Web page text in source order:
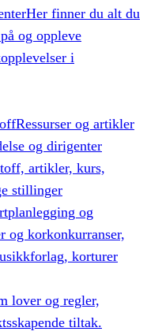
Her finner du alt du
og oppleve
i
Ressurser og artikler
og dirigenter
artikler, kurs,
stillinger
og
og korkonkurranser,
korturer
lover og regler,
tiltak.